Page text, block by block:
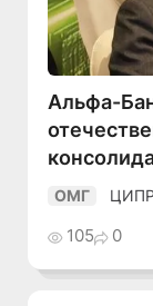
Альфа-
ОМГ
105 0